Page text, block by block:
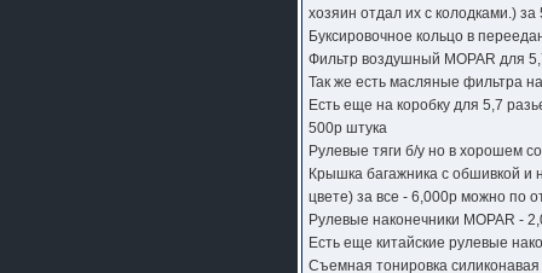
хозяин отдал их с колодками.)
Буксировочное кольцо в
Фильтр воздушный MOPAR для
Так же есть масляные фильтра
Есть еще на коробку для 5,7
500р штука
Рулевые тяги б/у но в хорошем
Крышка багажника с обшивкой и
цвете) за все - 6,000р можно по
Рулевые наконечники MOPAR -
Есть еще китайские рулевые
Съемная тонировка